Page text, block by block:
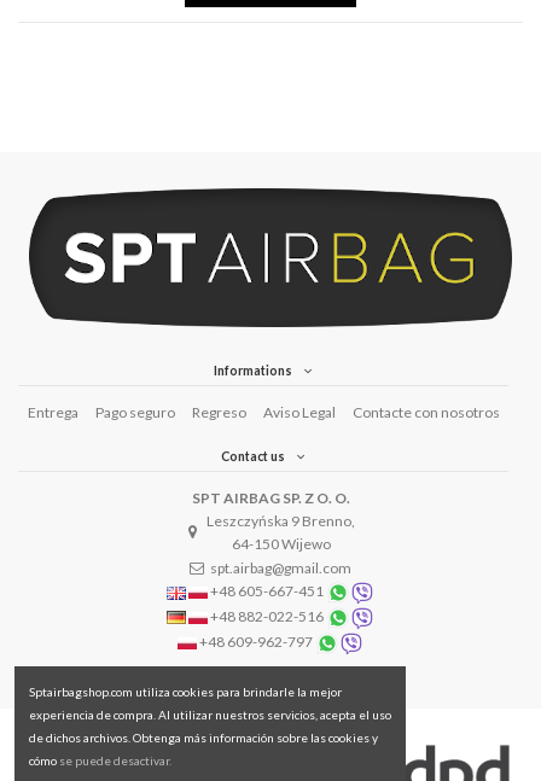
Informations
Entrega Pago seguro Regreso Aviso Legal Contacte con nosotros
Contact us
SPT AIRBAG SP. Z O. O.
Leszczyńska 9 Brenno,
64-150 Wijewo
spt.airbag@gmail.com
+48 605-667-451
+48 882-022-516
+48 609-962-797
Sptairbagshop.com utiliza cookies para brindarle la mejor
experiencia de compra. Al utilizar nuestros servicios, acepta el uso
de dichos archivos. Obtenga más información sobre las cookies y
cómo se puede desactivar.